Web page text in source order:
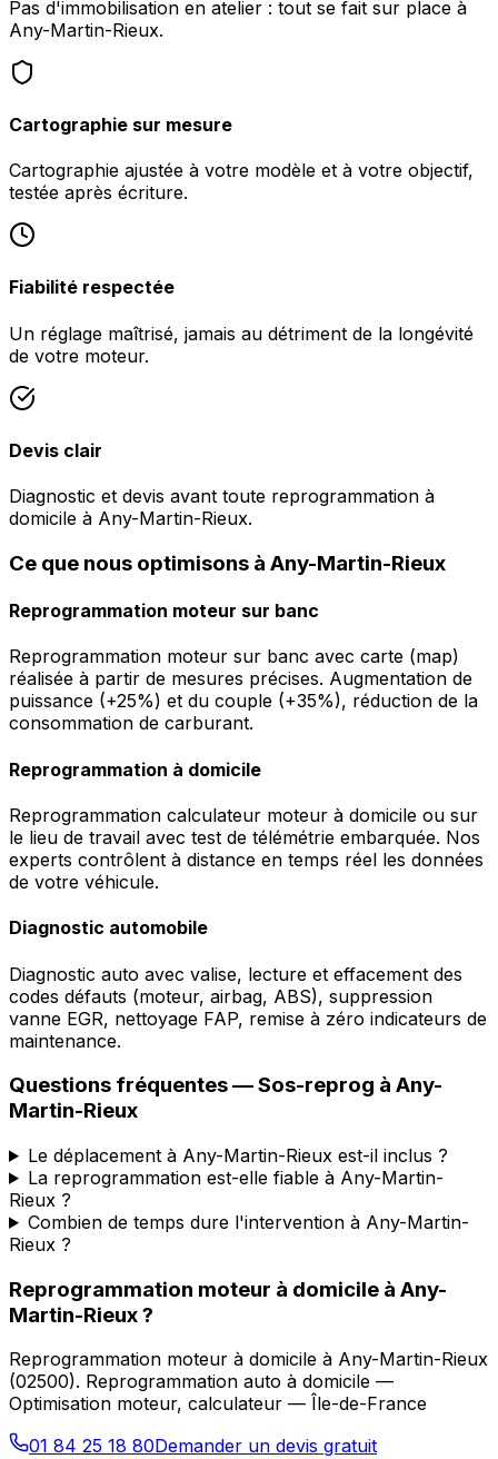
Pas d'immobilisation en atelier : tout se fait sur place à
Any-Martin-Rieux.
Cartographie sur mesure
Cartographie ajustée à votre modèle et à votre objectif,
testée après écriture.
Fiabilité respectée
Un réglage maîtrisé, jamais au détriment de la longévité
de votre moteur.
Devis clair
Diagnostic et devis avant toute reprogrammation à
domicile à Any-Martin-Rieux.
Ce que nous optimisons à Any-Martin-Rieux
Reprogrammation moteur sur banc
Reprogrammation moteur sur banc avec carte (map)
réalisée à partir de mesures précises. Augmentation de
puissance (+25%) et du couple (+35%), réduction de la
consommation de carburant.
Reprogrammation à domicile
Reprogrammation calculateur moteur à domicile ou sur
le lieu de travail avec test de télémétrie embarquée. Nos
experts contrôlent à distance en temps réel les données
de votre véhicule.
Diagnostic automobile
Diagnostic auto avec valise, lecture et effacement des
codes défauts (moteur, airbag, ABS), suppression
vanne EGR, nettoyage FAP, remise à zéro indicateurs de
maintenance.
Questions fréquentes —Sos-reprog à Any-
Martin-Rieux
Le déplacement à Any-Martin-Rieux est-il inclus ?
La reprogrammation est-elle fiable à Any-Martin-
Rieux ?
Combien de temps dure l'intervention à Any-Martin-
Rieux ?
Reprogrammation moteur à domicile à Any-
Martin-Rieux?
Reprogrammation moteur à domicile à Any-Martin-Rieux
(02500). Reprogrammation auto à domicile —
Optimisation moteur, calculateur — Île-de-France
01 84 25 18 80Demander un devis gratuit